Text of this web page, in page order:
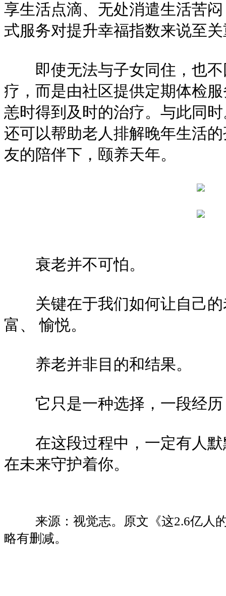
享生活点滴、无处消遣生活苦
式服务对提升幸福指数来说至
即使无法与子女同住，也不
疗，而是由社区提供定期体检
恙时得到及时的治疗。与此同
还可以帮助老人排解晚年生活
友的陪伴下，颐养天年。
衰老并不可怕。
关键在于我们如何让自己的
富、 愉悦。
养老并非目的和结果。
它只是一种选择，一段经历
在这段过程中，一定有人默
在未来守护着你。
来源：视觉志。原文《这2.6亿人
略有删减。